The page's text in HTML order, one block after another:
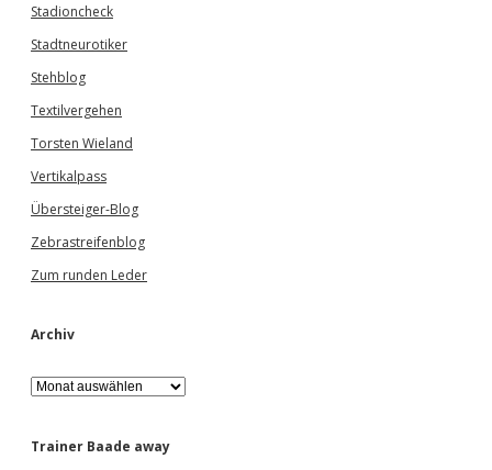
Stadioncheck
Stadtneurotiker
Stehblog
Textilvergehen
Torsten Wieland
Vertikalpass
Übersteiger-Blog
Zebrastreifenblog
Zum runden Leder
Archiv
A
r
h
Trainer Baade away